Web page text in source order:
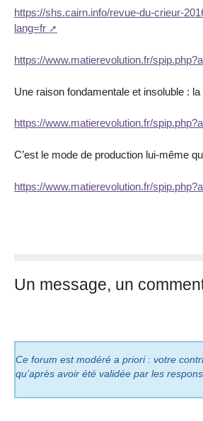
https://shs.cairn.info/revue-du-crieur-
lang=fr
https://www.matierevolution.fr/
Une raison fondamentale et insoluble :
https://www.matierevolution.fr/
C’est le mode de production lui-même
https://www.matierevolution.fr/
Un message, un
Ce forum est modéré a priori : votre
qu’après avoir été validée par les